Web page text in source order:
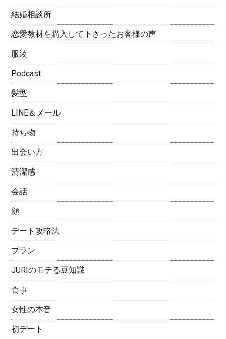
結婚相談所
恋愛教材を購入して下さったお客様の声
服装
Podcast
髪型
LINE＆メール
持ち物
出会い方
清潔感
会話
顔
デート攻略法
プラン
JURIのモテる豆知識
食事
女性の本音
初デート